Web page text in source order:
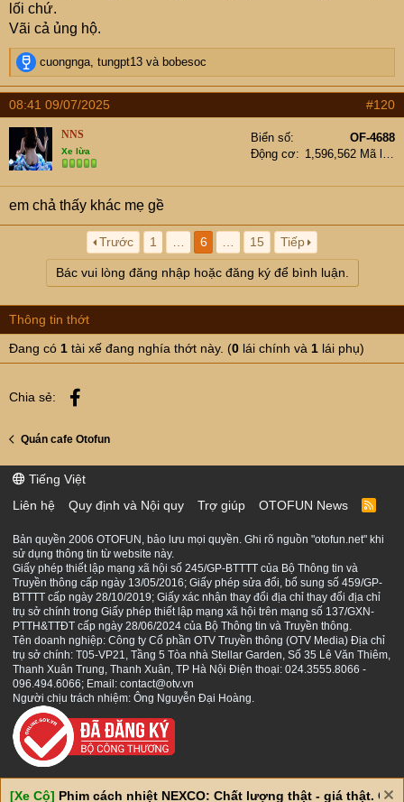
lối chứ.
Vãi cả ủng hộ.
R
e
a
c
t
i
o
n
s
:
cuongnga, tungpt13 và bobesoc
08:41 09/07/2025 #120
NNS
Xe lừa
Biển số
OF-4688
Động cơ
1,596,562 Mã lực
em chả thấy khác mẹ gề
Trước 1 6 15 Tiếp
Bác vui lòng đăng nhập hoặc đăng ký để bình luận.
Thông tin thớt
Đang có 1 tài xế đang nghía thớt này. (0 lái chính và 1 lái phụ)
Chia sẻ:
Quán cafe Otofun
Tiếng Việt
Liên hệ
Quy định và Nội quy Trợ giúp OTOFUN News
R
S
Bản quyền 2006 OTOFUN, bảo lưu mọi quyền. Ghi rõ nguồn "otofun.net" khi
sử dụng thông tin từ website này.
Giấy phép thiết lập mạng xã hội số 245/GP-BTTTT của Bộ Thông tin và
Truyền thông cấp ngày 13/05/2016; Giấy phép sửa đổi, bổ sung số 459/GP-
BTTTT cấp ngày 28/10/2019; Giấy xác nhận thay đổi địa chỉ thay đổi địa chỉ
trụ sở chính trong Giấy phép thiết lập mạng xã hội trên mạng số 137/GXN-
PTTH&TTĐT cấp ngày 28/06/2024 của Bộ Thông tin và Truyền thông.
Tên doanh nghiệp: Công ty Cổ phần OTV Truyền thông (OTV Media) Địa chỉ
trụ sở chính: T05-VP21, Tầng 5 Tòa nhà Stellar Garden, Số 35 Lê Văn Thiêm,
Thanh Xuân Trung, Thanh Xuân, TP Hà Nội Điện thoại: 024.3555.8066 -
096.494.6066; Email: contact@otv.vn
Người chịu trách nhiệm: Ông Nguyễn Đại Hoàng.
[Xe Cộ] Phim cách nhiệt NEXCO: Chất lượng thật - giá thật. Giá